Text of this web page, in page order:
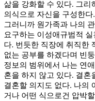
삶을 강화할 수 있다. 그리
의식으로 자신을 구성한다.
그러니까 원가족과 나의
요구하는 이성애규범적
다. 번듯한 직장에 취직한
없는 공부를 하겠다며 빈
정보의 범위에서 나는 연
혼을 하지 않고 있다. 결혼
결혼할 의지도 없다. 나의
거나 어떤 식으로건 압박